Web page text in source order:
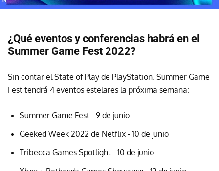
¿Qué eventos y conferencias habrá en el
Summer Game Fest 2022?
Sin contar el State of Play de PlayStation, Summer Game
Fest tendrá 4 eventos estelares la próxima semana:
Summer Game Fest - 9 de junio
Geeked Week 2022 de Netflix - 10 de junio
Tribecca Games Spotlight - 10 de junio